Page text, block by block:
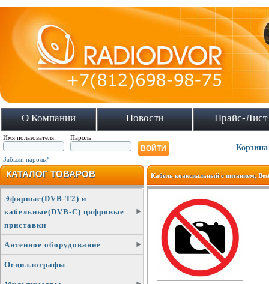
О Компании Новости Прайс-Лист
Имя пользователя: Пароль:
Забыли пароль?
Корзина
КАТАЛОГ ТОВАРОВ
Эфирные(DVB-T2) и
кабельные(DVB-C) цифровые
приставки
Антенное оборудование
Осциллографы
Кабель коаксиальный с питанием,